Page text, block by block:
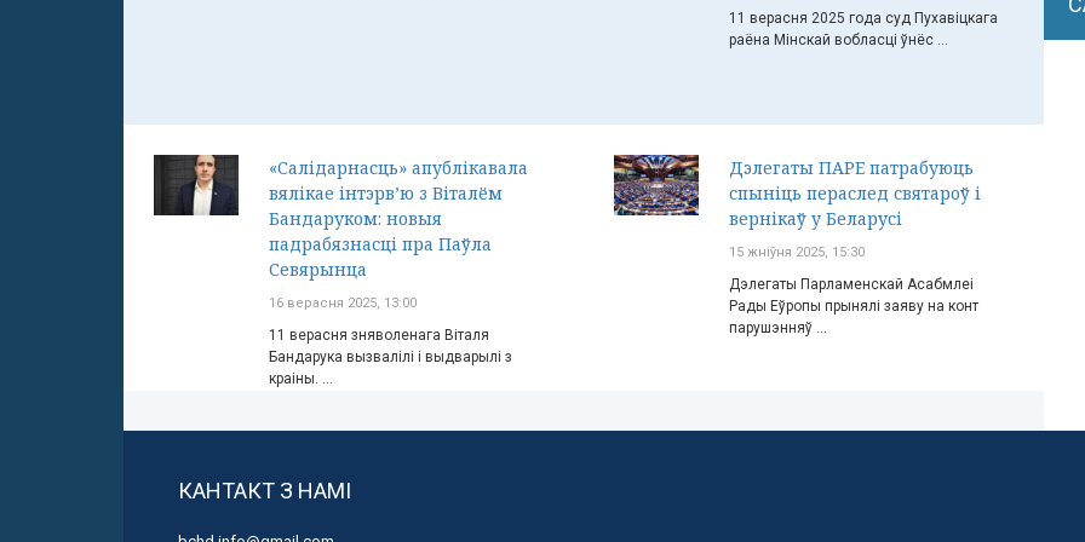
11 верасня 2025 года суд Пухавіцкага
раёна Мінскай вобласці ўнёс ...
«Салідарнасць» апублікавала
вялікае інтэрв’ю з Віталём
Бандаруком: новыя
падрабязнасці пра Паўла
Севярынца
16 верасня 2025, 13:00
11 верасня зняволенага Віталя
Бандарука вызвалілі і выдварылі з
краіны. ...
Дэлегаты ПАРЕ патрабуюць
спыніць пераслед святароў і
вернікаў у Беларусі
15 жніўня 2025, 15:30
Дэлегаты Парламенскай Асабмлеі
Рады Еўропы прынялі заяву на конт
парушэнняў ...
КАНТАКТ З НАМІ